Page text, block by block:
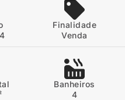
Finalidade
Venda
Banheiros
4